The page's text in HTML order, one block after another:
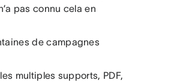
pas connu cela en
de campagnes
multiples supports, PDF,